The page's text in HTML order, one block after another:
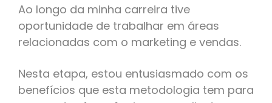
Ao longo da minha carreira tive
oportunidade de trabalhar em áreas
relacionadas com o marketing e vendas.
Nesta etapa, estou entusiasmado com os
benefícios que esta metodologia tem para